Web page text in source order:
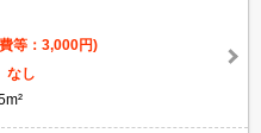
等：3,000円)
なし